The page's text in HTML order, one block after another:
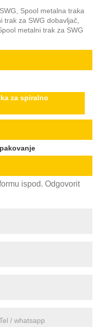
Spool metalna traka
trak za SWG dobavljač,
metalni trak za SWG
za spiralno
ispod. Odgovorit